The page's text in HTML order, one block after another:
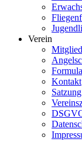
Verein
Kontakt
Satzung